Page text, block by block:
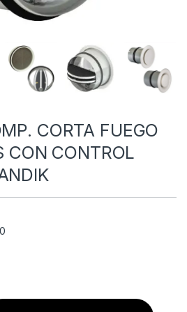
CORTA FUEGO
CON CONTROL